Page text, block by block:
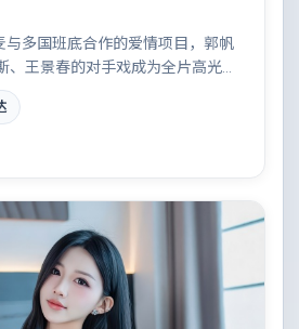
与多国班底合作的爱情项目，郭帆
、王景春的对手戏成为全片高光，
，真相直至最后一刻揭晓。配乐与
线质感。